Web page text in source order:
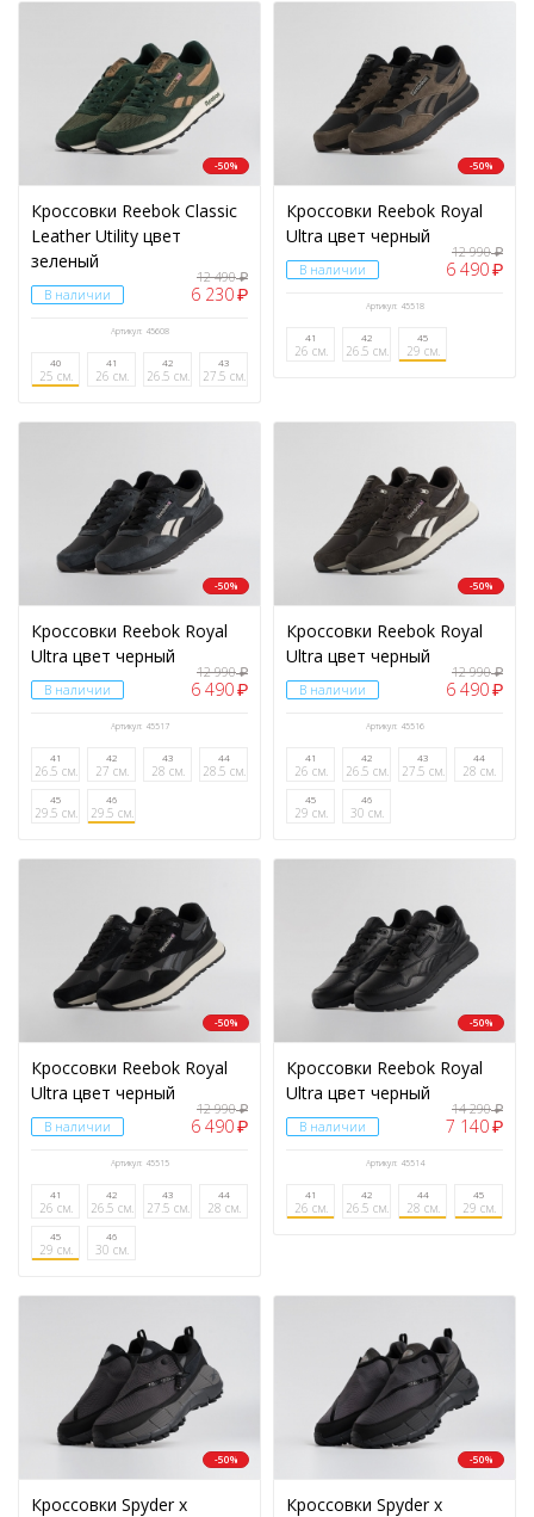
-50%
Кроссовки Reebok Classic
Leather Utility цвет
зеленый
В наличии
12 490₽
6 230₽
Артикул: 45608
40
25 см.
41
26 см.
42
26.5 см.
43
27.5 см.
-50%
Кроссовки Reebok Royal
Ultra цвет черный
В наличии
12 990₽
6 490₽
Артикул: 45518
41
26 см.
42
26.5 см.
45
29 см.
-50%
Кроссовки Reebok Royal
Ultra цвет черный
В наличии
12 990₽
6 490₽
Артикул: 45517
41
26.5 см.
42
27 см.
43
28 см.
44
28.5 см.
45
29.5 см.
46
29.5 см.
-50%
Кроссовки Reebok Royal
Ultra цвет черный
В наличии
12 990₽
6 490₽
Артикул: 45516
41
26 см.
42
26.5 см.
43
27.5 см.
44
28 см.
45
29 см.
46
30 см.
-50%
Кроссовки Reebok Royal
Ultra цвет черный
В наличии
12 990₽
6 490₽
Артикул: 45515
41
26 см.
42
26.5 см.
43
27.5 см.
44
28 см.
45
29 см.
46
30 см.
-50%
Кроссовки Reebok Royal
Ultra цвет черный
В наличии
14 290₽
7 140₽
Артикул: 45514
41
26 см.
42
26.5 см.
44
28 см.
45
29 см.
-50%
Кроссовки Spyder x
-50%
Кроссовки Spyder x